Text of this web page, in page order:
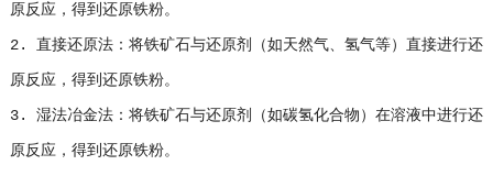
原反应，得到还原铁粉。
2. 直接还原法：将铁矿石与还原剂（如天然气、氢气等）直接进行还
原反应，得到还原铁粉。
3. 湿法冶金法：将铁矿石与还原剂（如碳氢化合物）在溶液中进行还
原反应，得到还原铁粉。